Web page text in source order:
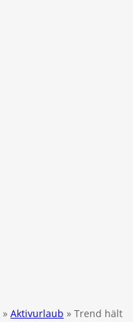
» Aktivurlaub » Trend hält